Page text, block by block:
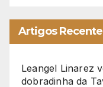
Artigos
Leangel Linarez
dobradinha da